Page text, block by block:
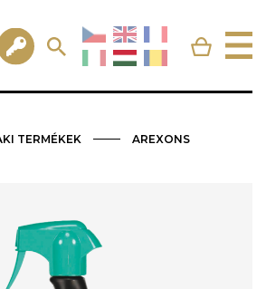
TERMÉKEK AREXONS